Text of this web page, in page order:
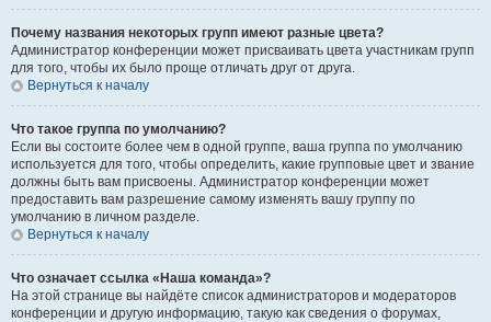
Почему названия некоторых групп имеют разные цвета?
Администратор конференции может присваивать цвета участникам групп
для того, чтобы их было проще отличать друг от друга.
Вернуться к началу
Что такое группа по умолчанию?
Если вы состоите более чем в одной группе, ваша группа по умолчанию
используется для того, чтобы определить, какие групповые цвет и звание
должны быть вам присвоены. Администратор конференции может
предоставить вам разрешение самому изменять вашу группу по
умолчанию в личном разделе.
Вернуться к началу
Что означает ссылка «Наша команда»?
На этой странице вы найдёте список администраторов и модераторов
конференции и другую информацию, такую как сведения о форумах,